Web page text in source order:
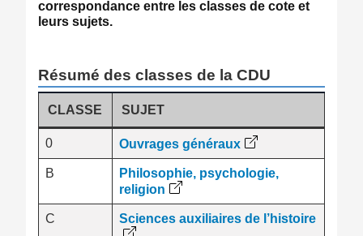
correspondance entre les classes de cote et
leurs sujets.
Résumé des classes de la CDU
CLASSE SUJET
0 Ouvrages généraux
B
Philosophie, psychologie,
religion
C Sciences auxiliaires de l’histoire